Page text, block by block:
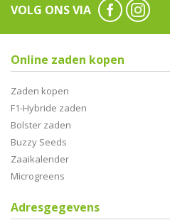
VOLG ONS VIA
Online zaden kopen
Zaden kopen
F1-Hybride zaden
Bolster zaden
Buzzy Seeds
Zaaikalender
Microgreens
Adresgegevens